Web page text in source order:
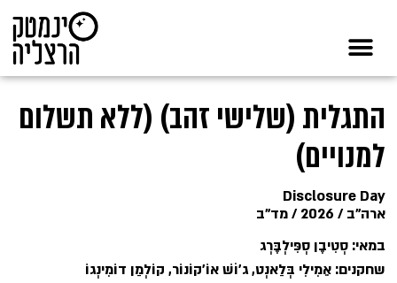
התגלית (שלישי זהב) (ללא תשלום
למנויים)
Disclosure Day
ארה"ב / 2026 / מד"ב
במאי: סְטִיבֶן סְפִּילְבֶּרְג
שחקנים: אֵמִילִי בְּלַאנְט, ג'וֹשׁ אוֹ'קוֹנוֹר, קוֹלְמַן דוֹמִינְגוֹ